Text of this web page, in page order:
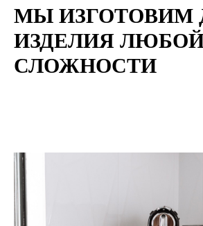
МЫ ИЗГОТОВИМ
ИЗДЕЛИЯ
СЛОЖНОСТИ